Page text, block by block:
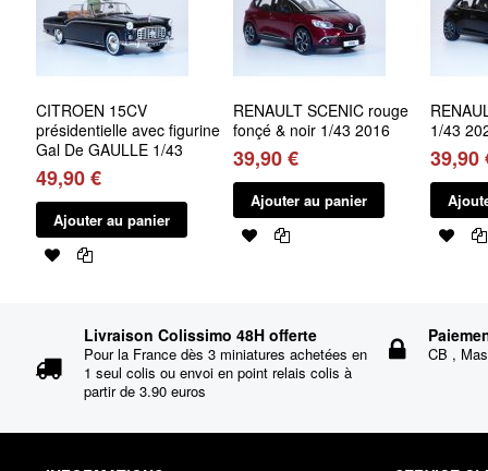
CITROEN 15CV
présidentielle avec figurine
Gal De GAULLE 1/43
49,90 €
Ajouter au panier
RENAULT SCENIC rouge
fonçé & noir 1/43 2016
39,90 €
Ajouter au panier
1/43
39,90
Livraison Colissimo 48H offerte
Pour la France dès 3 miniatures achetées en
1 seul colis ou envoi en point relais colis à
partir de 3.90 euros
CB ,